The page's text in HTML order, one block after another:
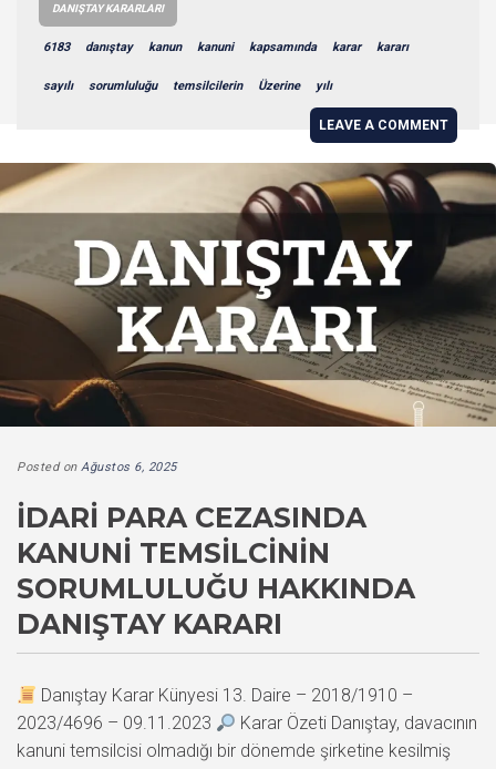
DANIŞTAY KARARLARI
6183 danıştay kanun kanuni kapsamında karar kararı
sayılı sorumluluğu temsilcilerin Üzerine yılı
LEAVE A COMMENT
Posted on Ağustos 6, 2025
İDARI PARA CEZASINDA
KANUNI TEMSILCININ
SORUMLULUĞU HAKKINDA
DANIŞTAY KARARI
Danıştay Karar Künyesi 13. Daire – 2018/1910 –
2023/4696 – 09.11.2023
Karar Özeti Danıştay, davacının
kanuni temsilcisi olmadığı bir dönemde şirketine kesilmiş